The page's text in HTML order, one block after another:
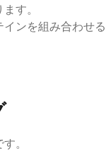
す。
ンを組み合わせ
。